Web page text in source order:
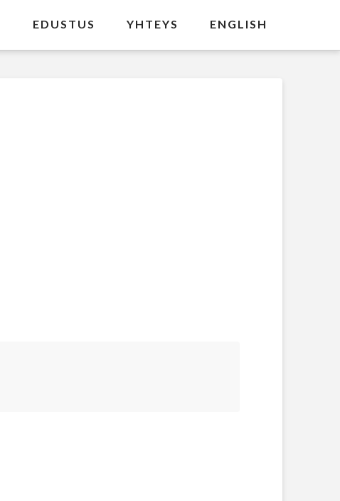
EDUSTUS YHTEYS ENGLISH